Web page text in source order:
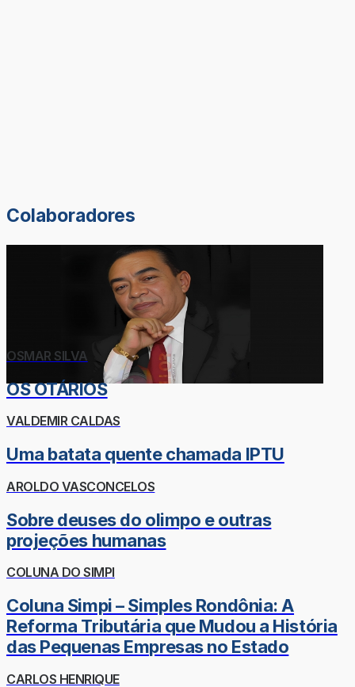
Colaboradores
OSMAR SILVA
OS OTÁRIOS
VALDEMIR CALDAS
Uma batata quente chamada IPTU
AROLDO VASCONCELOS
Sobre deuses do olimpo e outras
projeções humanas
COLUNA DO SIMPI
Coluna Simpi – Simples Rondônia: A
Reforma Tributária que Mudou a História
das Pequenas Empresas no Estado
CARLOS HENRIQUE